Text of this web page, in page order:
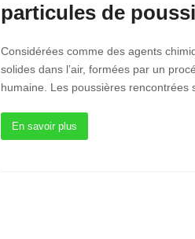
particules de
Considérées comme des agents
solides dans l’air, formées par un
humaine. Les poussières rencontrées
En savoir plus